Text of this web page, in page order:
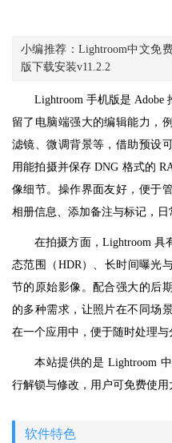
小编推荐：Lightroom中文免
版下载安装v11.2.2
Lightroom 手机版是 Adobe
留了电脑端强大的编辑能力，
滤镜、微调背景等，借助预设
用能拍摄并保存 DNG 格式的
像细节。操作界面友好，便于
相册信息、添加备注与标记，日
在拍摄方面，Lightroom 具
态范围（HDR）、长时间曝光
节的原始影像。配合强大的后
的多种需求，让照片在不同场
在一个应用中，便于随时处理与
本站提供的是 Lightroom
行解锁与修改，用户可免费使用
软件特色